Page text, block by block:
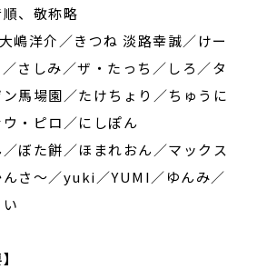
、敬称略
嶋洋介／きつね 淡路幸誠／けー
さしみ／ザ・たっち／しろ／タ
馬場園／たけちょり／ちゅうに
・ピロ／にしぽん
ぼた餅／ほまれおん／マックス
んさ〜／yuki／YUMI／ゆんみ／